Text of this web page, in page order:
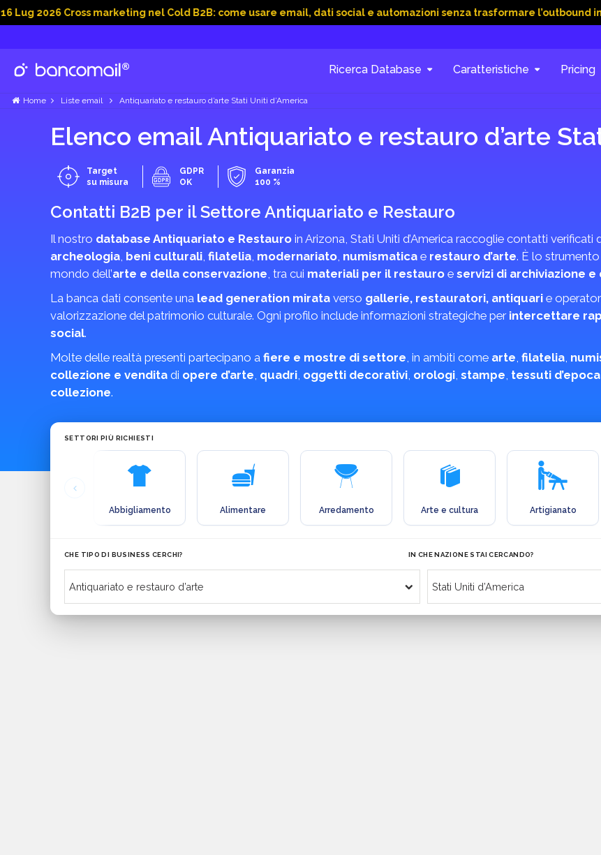
Cross marketing nel Cold B2B: come usare email, dati social e automazioni senza trasformare l’outbound in caos
Ricerca Database Caratteristiche Pricing
Home Liste email Antiquariato e restauro d’arte Stati Uniti d’America
Elenco email Antiquariato e restauro d’arte
Target
su misura
GDPR
OK
Garanzia
100 %
Contatti B2B per il Settore Antiquariato e Restauro
Il nostro database Antiquariato e Restauro in Arizona, Stati Uniti d’America raccoglie contatti verificati
archeologia, beni culturali, filatelia, modernariato, numismatica e restauro d’arte. È lo
mondo dell’arte e della conservazione, tra cui materiali per il restauro e servizi di archiviazione
La banca dati consente una lead generation mirata verso gallerie, restauratori, antiquari e
valorizzazione del patrimonio culturale. Ogni profilo include informazioni strategiche per intercettare
social.
Molte delle realtà presenti partecipano a fiere e mostre di settore, in ambiti come arte, filatelia,
collezione e vendita di opere d’arte, quadri, oggetti decorativi, orologi, stampe, tessuti d’epoca
collezione.
SETTORI PIÙ RICHIESTI
Abbigliamento Alimentare Arredamento Arte e cultura Artigianato
CHE TIPO DI BUSINESS CERCHI? IN CHE NAZIONE STAI CERCANDO?